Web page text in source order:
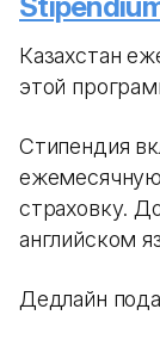
Казахстан
этой
Стипендия
страховку.
английском
Дедлайн